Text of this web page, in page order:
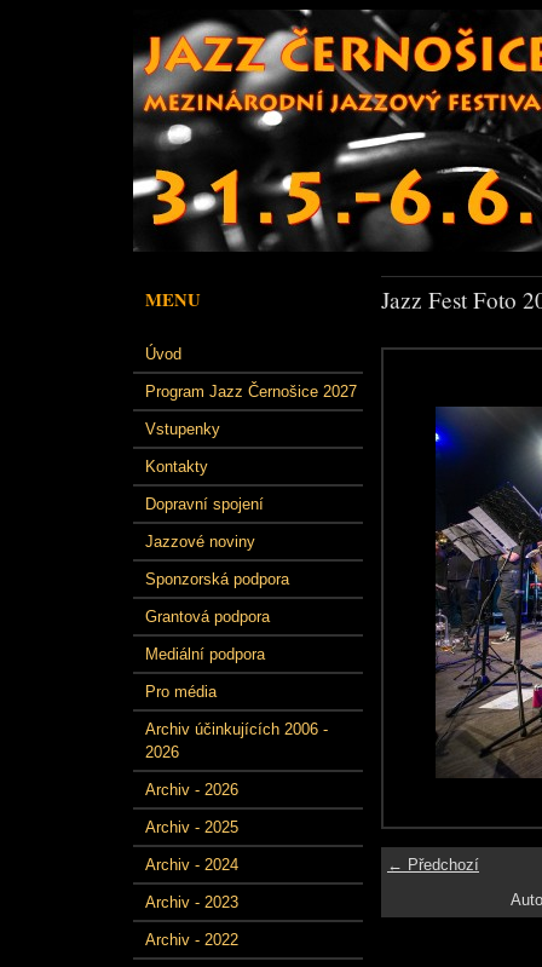
MENU
Úvod
Program Jazz Černošice 2027
Vstupenky
Kontakty
Dopravní spojení
Jazzové noviny
Sponzorská podpora
Grantová podpora
Mediální podpora
Pro média
Archiv účinkujících 2006 -
2026
Archiv - 2026
Archiv - 2025
Archiv - 2024
Archiv - 2023
Archiv - 2022
Jazz Fest Foto
← Předchozí